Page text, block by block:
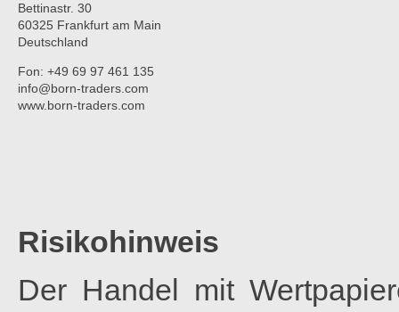
Bettinastr. 30
60325 Frankfurt am Main
Deutschland
Fon: +49 69 97 461 135
info@born-traders.com
www.born-traders.com
Risikohinweis
Der Handel mit